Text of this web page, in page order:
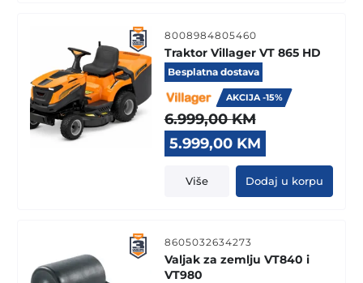
8008984805460
Traktor Villager VT 865 HD
Besplatna dostava
AKCIJA -15%
6.999,00KM
Original
price
was:
6.999,00 KM.
5.999,00 KM
price
is:
5.999,00 KM.
Više Dodaj u korpu
8605032634273
Valjak za zemlju VT840 i
VT980